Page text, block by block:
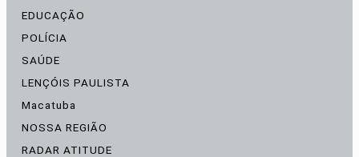
EDUCAÇÃO
POLÍCIA
SAÚDE
LENÇÓIS PAULISTA
Macatuba
NOSSA REGIÃO
RADAR ATITUDE